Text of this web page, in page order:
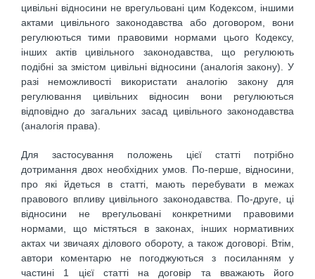
цивільні відносини не врегульовані цим Кодексом, іншими
актами цивільного законодавства або договором, вони
регулюються тими правовими нормами цього Кодексу,
інших актів цивільного законодавства, що регулюють
подібні за змістом цивільні відносини (аналогія закону). У
разі неможливості використати аналогію закону для
регулювання цивільних відносин вони регулюються
відповідно до загальних засад цивільного законодавства
(аналогія права).
Для застосування положень цієї статті потрібно
дотримання двох необхідних умов. По-перше, відносини,
про які йдеться в статті, мають перебувати в межах
правового впливу цивільного законодавства. По-друге, ці
відносини не врегульовані конкретними правовими
нормами, що містяться в законах, інших нормативних
актах чи звичаях ділового обороту, а також договорі. Втім,
автори коментарю не погоджуються з посиланням у
частині 1 цієї статті на договір та вважають його